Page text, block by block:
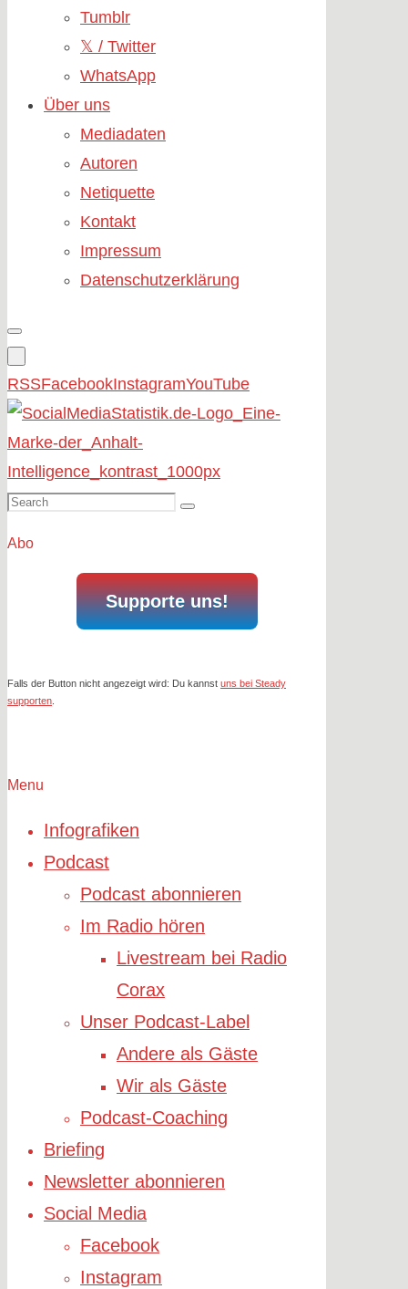
Tumblr
𝕏 / Twitter
WhatsApp
Über uns
Mediadaten
Autoren
Netiquette
Kontakt
Impressum
Datenschutzerklärung
RSSFacebookInstagramYouTube
Search
Search
Abo
Supporte uns!
Falls der Button nicht angezeigt wird: Du kannst uns bei Steady
supporten
Menu
Infografiken
Podcast
Podcast abonnieren
Im Radio hören
Livestream bei Radio
Corax
Unser Podcast-Label
Andere als Gäste
Wir als Gäste
Podcast-Coaching
Briefing
Newsletter abonnieren
Social Media
Facebook
Instagram